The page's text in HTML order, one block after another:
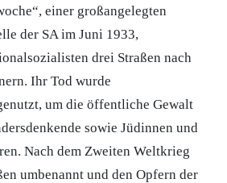
einer großangelegten
der SA im Juni 1933,
drei Straßen nach
Ihr Tod wurde
um die öffentliche Gewalt
sowie Jüdinnen und
Nach dem Zweiten Weltkrieg
umbenannt und den Opfern der